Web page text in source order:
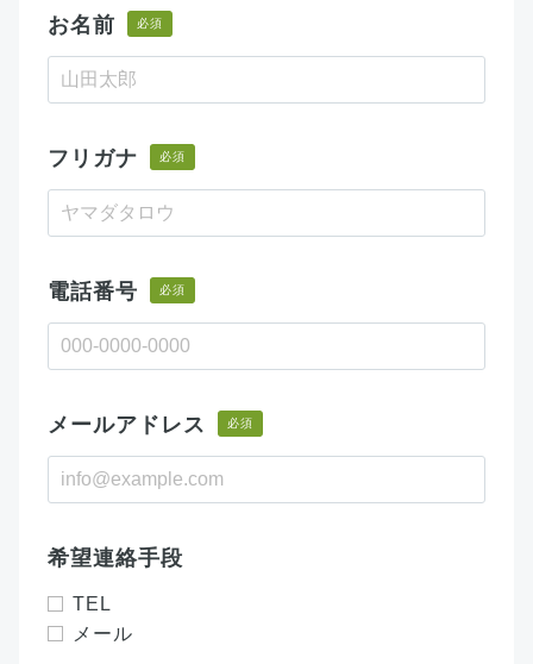
お名前 必須
フリガナ 必須
電話番号 必須
メールアドレス 必須
希望連絡手段
TEL
メール